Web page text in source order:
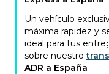
Un vehículo
máxima rapidez y
ideal para tus
sobre nuestro
ADR a España